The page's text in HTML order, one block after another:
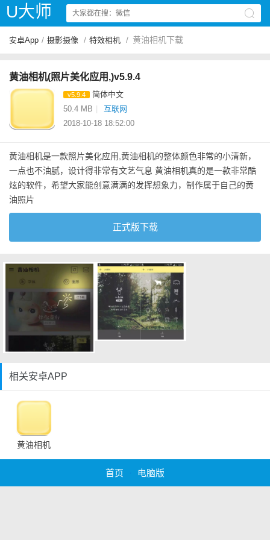
U大师
安卓App / 摄影摄像 / 特效相机 / 黄油相机下载
黄油相机(照片美化应用,)v5.9.4
v5.9.4
简体中文
50.4 MB
互联网
2018-10-18 18:52:00
黄油相机是一款照片美化应用,黄油相机的整体颜色非常的小清新，
一点也不油腻，设计得非常有文艺气息 黄油相机真的是一款非常酷
炫的软件，希望大家能创意满满的发挥想象力，制作属于自己的黄
油照片
正式版下载
相关安卓APP
黄油相机
首页 电脑版